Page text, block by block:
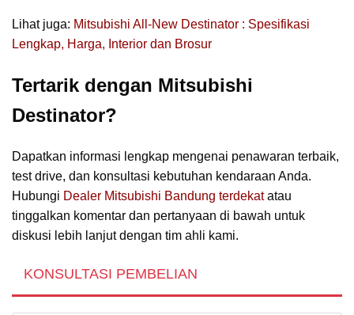
Lihat juga: Mitsubishi All-New Destinator : Spesifikasi
Lengkap, Harga, Interior dan Brosur
Tertarik dengan Mitsubishi
Destinator?
Dapatkan informasi lengkap mengenai penawaran terbaik,
test drive, dan konsultasi kebutuhan kendaraan Anda.
Hubungi Dealer Mitsubishi Bandung terdekatatau
tinggalkan komentar dan pertanyaan di bawah untuk
diskusi lebih lanjut dengan tim ahli kami.
KONSULTASI PEMBELIAN